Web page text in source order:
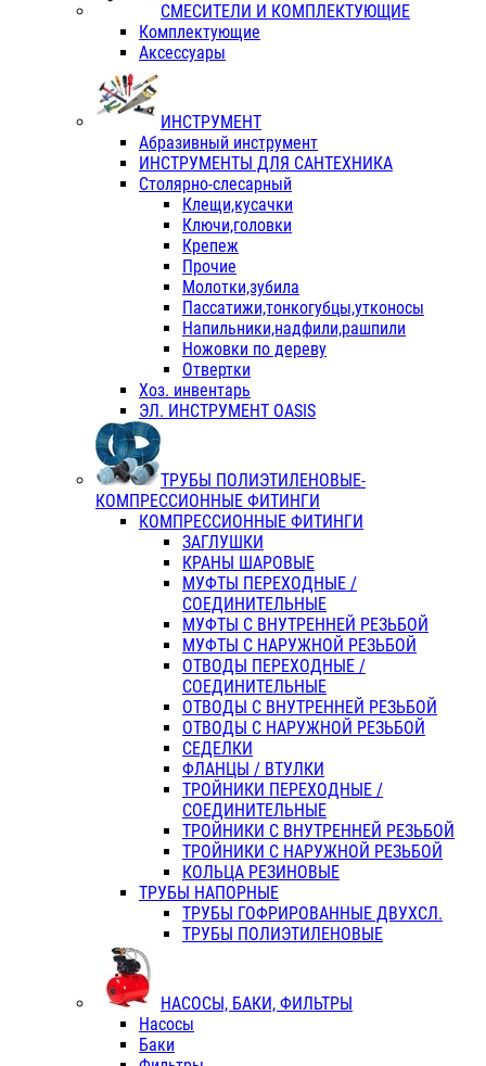
СМЕСИТЕЛИ И КОМПЛЕКТУЮЩИЕ
Комплектующие
Аксессуары
ИНСТРУМЕНТ
Абразивный инструмент
ИНСТРУМЕНТЫ ДЛЯ САНТЕХНИКА
Столярно-слесарный
Клещи,кусачки
Ключи,головки
Крепеж
Прочие
Молотки,зубила
Пассатижи,тонкогубцы,утконосы
Напильники,надфили,рашпили
Ножовки по дереву
Отвертки
Хоз. инвентарь
ЭЛ. ИНСТРУМЕНТ OASIS
ТРУБЫ ПОЛИЭТИЛЕНОВЫЕ-
КОМПРЕССИОННЫЕ ФИТИНГИ
КОМПРЕССИОННЫЕ ФИТИНГИ
ЗАГЛУШКИ
КРАНЫ ШАРОВЫЕ
МУФТЫ ПЕРЕХОДНЫЕ /
СОЕДИНИТЕЛЬНЫЕ
МУФТЫ С ВНУТРЕННЕЙ РЕЗЬБОЙ
МУФТЫ С НАРУЖНОЙ РЕЗЬБОЙ
ОТВОДЫ ПЕРЕХОДНЫЕ /
СОЕДИНИТЕЛЬНЫЕ
ОТВОДЫ С ВНУТРЕННЕЙ РЕЗЬБОЙ
ОТВОДЫ С НАРУЖНОЙ РЕЗЬБОЙ
СЕДЕЛКИ
ФЛАНЦЫ / ВТУЛКИ
ТРОЙНИКИ ПЕРЕХОДНЫЕ /
СОЕДИНИТЕЛЬНЫЕ
ТРОЙНИКИ С ВНУТРЕННЕЙ РЕЗЬБОЙ
ТРОЙНИКИ С НАРУЖНОЙ РЕЗЬБОЙ
КОЛЬЦА РЕЗИНОВЫЕ
ТРУБЫ НАПОРНЫЕ
ТРУБЫ ГОФРИРОВАННЫЕ ДВУХСЛ.
ТРУБЫ ПОЛИЭТИЛЕНОВЫЕ
НАСОСЫ, БАКИ, ФИЛЬТРЫ
Насосы
Баки